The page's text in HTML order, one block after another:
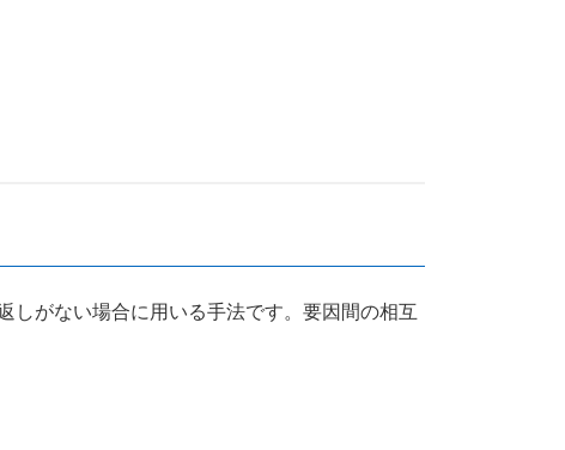
しがない場合に用いる手法です。要因間の相互